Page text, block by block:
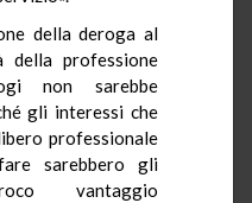
della deroga al
della professione
non sarebbe
gli interessi che
professionale
sarebbero gli
vantaggio